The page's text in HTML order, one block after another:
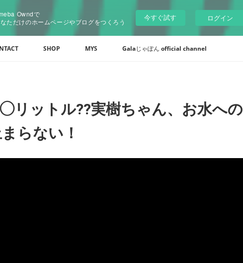
Owndで
ただけのホームページやブログをつくろう
今すぐ試す ログイン
SHOP MYS Galaじゃぽん official channel
◯リットル⁇実樹ちゃん、お水への
らない！